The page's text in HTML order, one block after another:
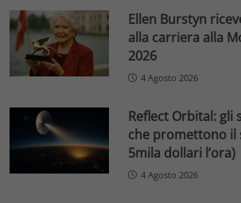
Ellen Burstyn
alla carriera alla
2026
4 Agosto 2026
Reflect Orbital: gli
che promettono il
5mila dollari l’ora)
4 Agosto 2026